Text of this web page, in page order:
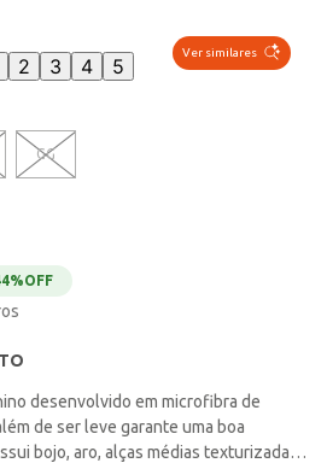
Ver similares
2 3 4 5
GG
OFF
desenvolvido em microfibra de
de ser leve garante uma boa
bojo, aro, alças médias texturizadas